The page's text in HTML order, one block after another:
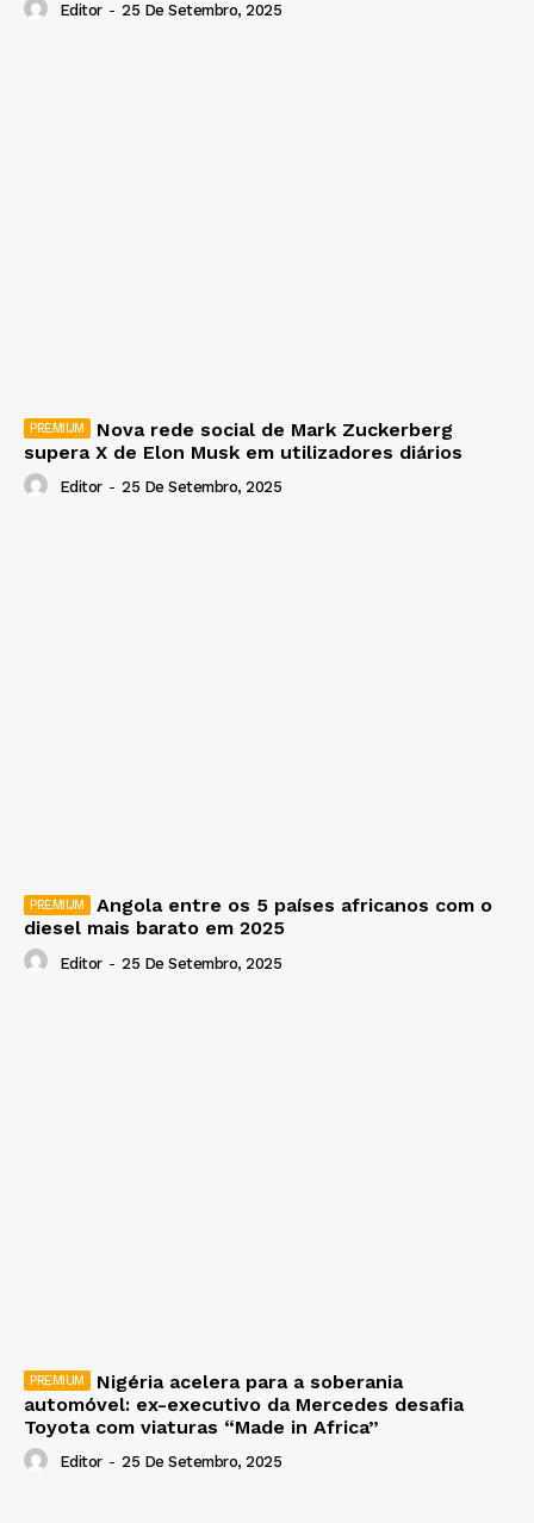
Editor - 25 De Setembro, 2025
Nova rede social de Mark Zuckerberg
supera X de Elon Musk em utilizadores diários
Editor - 25 De Setembro, 2025
Angola entre os 5 países africanos com o
diesel mais barato em 2025
Editor - 25 De Setembro, 2025
Nigéria acelera para a soberania
automóvel: ex-executivo da Mercedes desafia
Toyota com viaturas “Made in Africa”
Editor - 25 De Setembro, 2025